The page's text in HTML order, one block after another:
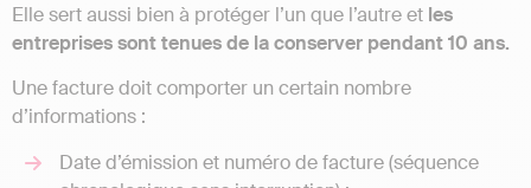
Elle sert aussi bien à protéger l’un que l’autre et les
entreprises sont tenues de la conserver pendant 10 ans.
Une facture doit comporter un certain nombre
d’informations :
Date d’émission et numéro de facture (séquence